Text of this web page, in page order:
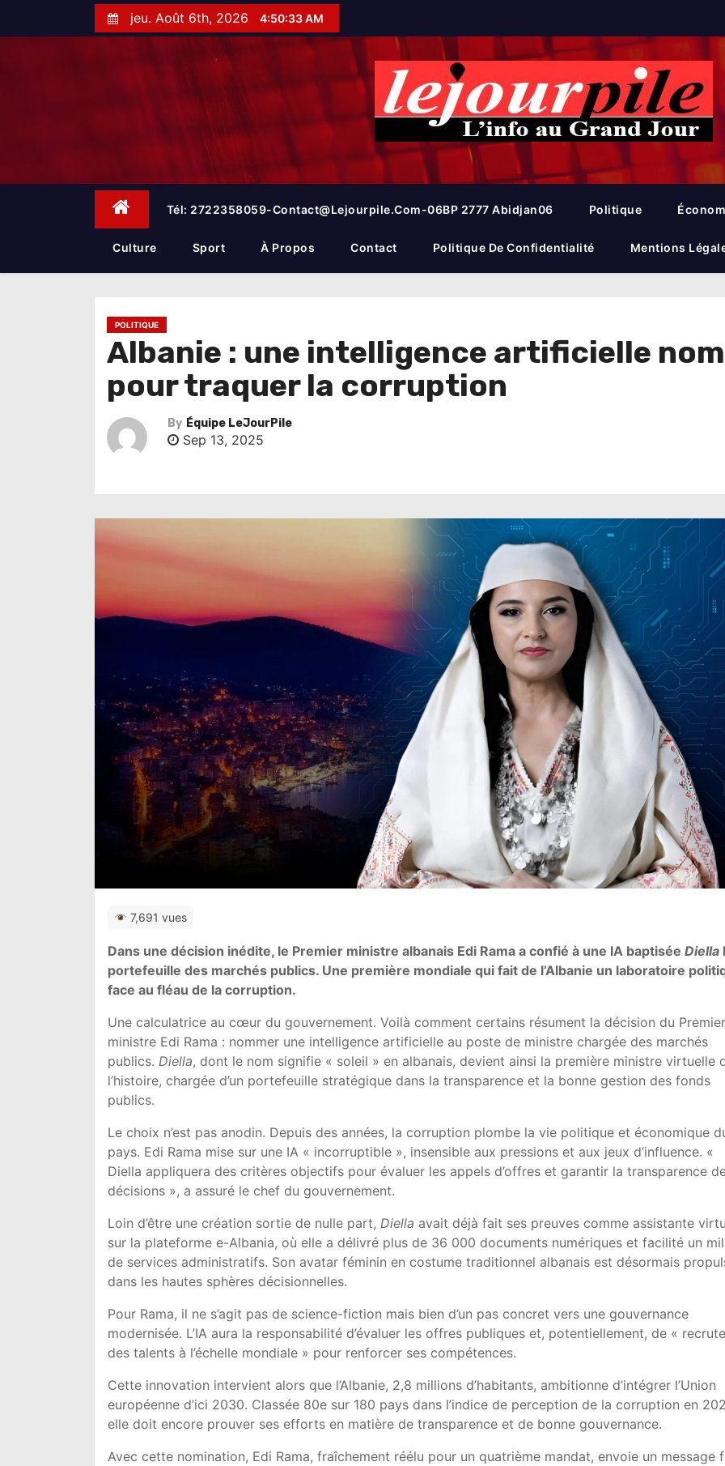
t
jeu. Août 6th, 2026 4:50:35 AM
Tél: 2722358059-Contact@lejourpile.com-06BP 2777 Abidjan06 Politique
Culture Sport À Propos Contact Politique De Confidentialité Mentions
POLITIQUE
Albanie : une intelligence artificielle
pour traquer la corruption
By Équipe LeJourPile
Sep 13, 2025
7,691 vues
Dans une décision inédite, le Premier ministre albanais Edi Rama a confié à une IA baptisée Diella
portefeuille des marchés publics. Une première mondiale qui fait de l’Albanie un laboratoire
face au fléau de la corruption.
Une calculatrice au cœur du gouvernement. Voilà comment certains résument la décision du Premier
ministre Edi Rama : nommer une intelligence artificielle au poste de ministre chargée des marchés
publics. Diella, dont le nom signifie « soleil » en albanais, devient ainsi la première ministre virtuelle
l’histoire, chargée d’un portefeuille stratégique dans la transparence et la bonne gestion des fonds
publics.
Le choix n’est pas anodin. Depuis des années, la corruption plombe la vie politique et économique
pays. Edi Rama mise sur une IA « incorruptible », insensible aux pressions et aux jeux d’influence. «
Diella appliquera des critères objectifs pour évaluer les appels d’offres et garantir la transparence
décisions », a assuré le chef du gouvernement.
Loin d’être une création sortie de nulle part, Diella avait déjà fait ses preuves comme assistante
sur la plateforme e-Albania, où elle a délivré plus de 36 000 documents numériques et facilité un
de services administratifs. Son avatar féminin en costume traditionnel albanais est désormais
dans les hautes sphères décisionnelles.
Pour Rama, il ne s’agit pas de science-fiction mais bien d’un pas concret vers une gouvernance
modernisée. L’IA aura la responsabilité d’évaluer les offres publiques et, potentiellement, de «
des talents à l’échelle mondiale » pour renforcer ses compétences.
Cette innovation intervient alors que l’Albanie, 2,8 millions d’habitants, ambitionne d’intégrer l’Union
européenne d’ici 2030. Classée 80e sur 180 pays dans l’indice de perception de la corruption en
elle doit encore prouver ses efforts en matière de transparence et de bonne gouvernance.
Avec cette nomination, Edi Rama, fraîchement réélu pour un quatrième mandat, envoie un message